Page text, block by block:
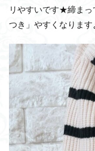
リやすいです★締まっ
つき」やすくなりま